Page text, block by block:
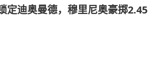
定迪奥曼德，穆里尼奥豪掷2.45